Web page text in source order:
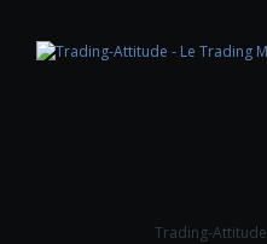
Trading-Attitude